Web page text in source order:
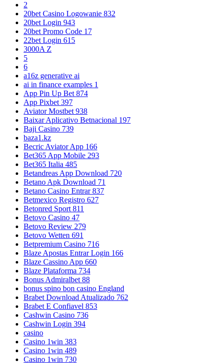
2
20bet Casino Logowanie 832
20bet Login 943
20bet Promo Code 17
22bet Login 615
3000A Z
5
6
a16z generative ai
ai in finance examples 1
App Pin Up Bet 874
App Pixbet 397
Aviator Mostbet 938
Baixar Aplicativo Betnacional 197
Baji Casino 739
baza1.kz
Becric Aviator App 166
Bet365 App Mobile 293
Bet365 Italia 485
Betandreas App Download 720
Betano Apk Download 71
Betano Casino Entrar 837
Betmexico Registro 627
Betonred Sport 811
Betovo Casino 47
Betovo Review 279
Betovo Wetten 691
Betpremium Casino 716
Blaze Apostas Entrar Login 166
Blaze Cassino App 660
Blaze Plataforma 734
Bonus Admiralbet 88
bonus spino bon casino England
Brabet Download Atualizado 762
Brabet E Confiavel 853
Cashwin Casino 736
Cashwin Login 394
casino
Casino 1win 383
Casino 1win 489
Casino 1win 730